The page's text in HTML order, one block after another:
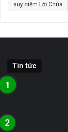
suy niệm Lời Chúa
Tin tức